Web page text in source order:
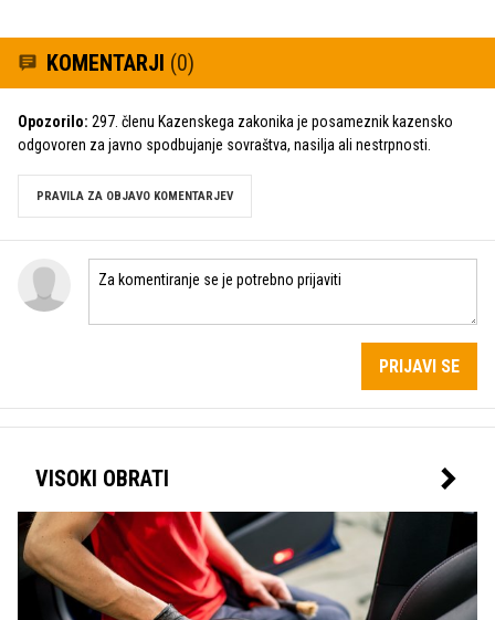
KOMENTARJI (0)
Opozorilo: 297. členu Kazenskega zakonika je posameznik kazensko
odgovoren za javno spodbujanje sovraštva, nasilja ali nestrpnosti.
PRAVILA ZA OBJAVO KOMENTARJEV
PRIJAVI SE
VISOKI OBRATI